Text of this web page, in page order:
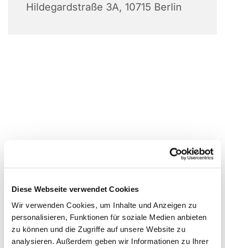
Diese Webseite verwendet Cookies
Wir verwenden Cookies, um Inhalte und Anzeigen zu
personalisieren, Funktionen für soziale Medien anbieten
zu können und die Zugriffe auf unsere Website zu
analysieren. Außerdem geben wir Informationen zu Ihrer
Hildegardstraße 3A, 10715 Berlin